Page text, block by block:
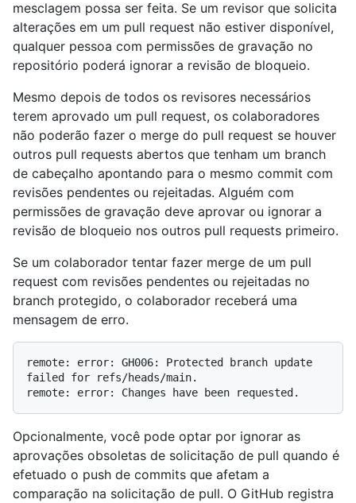
mesclagem possa ser feita. Se um revisor que solicita
alterações em um pull request não estiver disponível,
qualquer pessoa com permissões de gravação no
repositório poderá ignorar a revisão de bloqueio.
Mesmo depois de todos os revisores necessários
terem aprovado um pull request, os colaboradores
não poderão fazer o merge do pull request se houver
outros pull requests abertos que tenham um branch
de cabeçalho apontando para o mesmo commit com
revisões pendentes ou rejeitadas. Alguém com
permissões de gravação deve aprovar ou ignorar a
revisão de bloqueio nos outros pull requests primeiro.
Se um colaborador tentar fazer merge de um pull
request com revisões pendentes ou rejeitadas no
branch protegido, o colaborador receberá uma
mensagem de erro.
remote: error: GH006: Protected branch update
failed for refs/heads/main.
Opcionalmente, você pode optar por ignorar as
aprovações obsoletas de solicitação de pull quando é
efetuado o push de commits que afetam a
comparação na solicitação de pull. O GitHub registra